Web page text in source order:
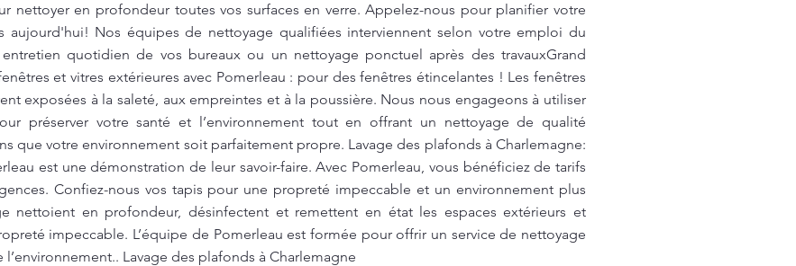
nettoyer en profondeur toutes vos surfaces en verre. Appelez-nous pour planifier votre
aujourd'hui! Nos équipes de nettoyage qualifiées interviennent selon votre emploi du
quotidien de vos bureaux ou un nettoyage ponctuel après des travauxGrand
et vitres extérieures avec Pomerleau : pour des fenêtres étincelantes ! Les fenêtres
exposées à la saleté, aux empreintes et à la poussière. Nous nous engageons à utiliser
préserver votre santé et l’environnement tout en offrant un nettoyage de qualité
que votre environnement soit parfaitement propre. Lavage des plafonds à Charlemagne:
est une démonstration de leur savoir-faire. Avec Pomerleau, vous bénéficiez de tarifs
Confiez-nous vos tapis pour une propreté impeccable et un environnement plus
nettoient en profondeur, désinfectent et remettent en état les espaces extérieurs et
impeccable. L’équipe de Pomerleau est formée pour offrir un service de nettoyage
Lavage des plafonds à Charlemagne